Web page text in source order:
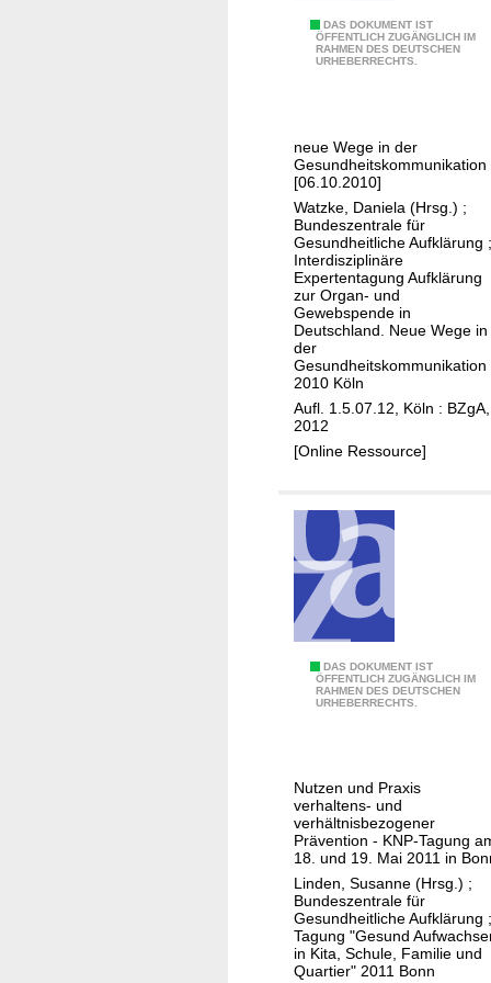
a
m
k
e
i
t
u
n
d
A
c
h
t
a
m
k
i
t
r
G
e
s
u
n
d
h
DAS DOKUMENT IST
ÖFFENTLICH ZUGÄNGLICH IM
RAHMEN DES DEUTSCHEN
URHEBERRECHTS.
ä
r
u
n
g
z
u
r
O
r
g
a
n
u
d
e
w
e
n
d
e
i
n
D
e
neue Wege in der
Gesundheitskommunikation
[06.10.2010]
Watzke, Daniela (Hrsg.) ;
Bundeszentrale für
Gesundheitliche Aufklärung ;
Interdisziplinäre
Expertentagung Aufklärung
zur Organ- und
Gewebspende in
Deutschland. Neue Wege in
der
Gesundheitskommunikation
2010 Köln
Aufl. 1.5.07.12, Köln : BZgA,
2012
[Online Ressource]
DAS DOKUMENT IST
ÖFFENTLICH ZUGÄNGLICH IM
RAHMEN DES DEUTSCHEN
URHEBERRECHTS.
G
d
a
u
f
w
a
c
h
Nutzen und Praxis
verhaltens- und
verhältnisbezogener
Prävention - KNP-Tagung
18. und 19. Mai 2011 in
Linden, Susanne (Hrsg.) ;
Bundeszentrale für
Gesundheitliche Aufklärung ;
Tagung "Gesund
in Kita, Schule, Familie und
Quartier" 2011 Bonn